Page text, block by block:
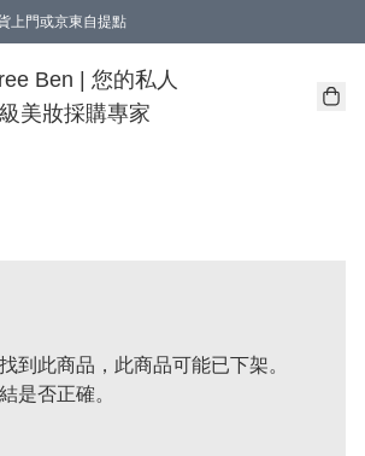
上門或京東自提點
Ben | 您的私人
美妝採購專家
到此商品，此商品可能已下架。
是否正確。